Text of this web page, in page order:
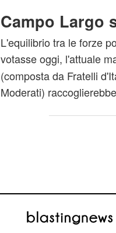
Campo Largo
L'equilibrio tra le forze
votasse oggi, l'attuale
(composta da Fratelli
Moderati)